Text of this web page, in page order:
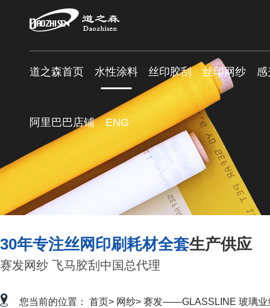
道之森首页 水性涂料 丝印胶刮 丝印网纱 感
阿里巴巴店铺 ENG
30年专注丝网印刷耗材全套生产供应
赛发网纱 飞马胶刮中国总代理
您当前的位置： 首页> 网纱> 赛发——GLASSLINE 玻璃业